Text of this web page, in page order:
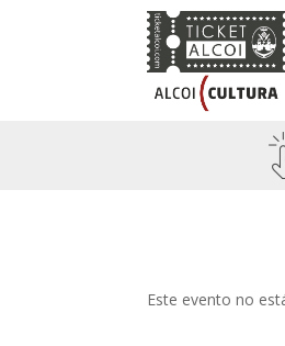
Este evento no